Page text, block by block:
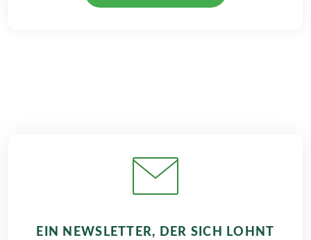
EIN NEWSLETTER, DER SICH LOHNT